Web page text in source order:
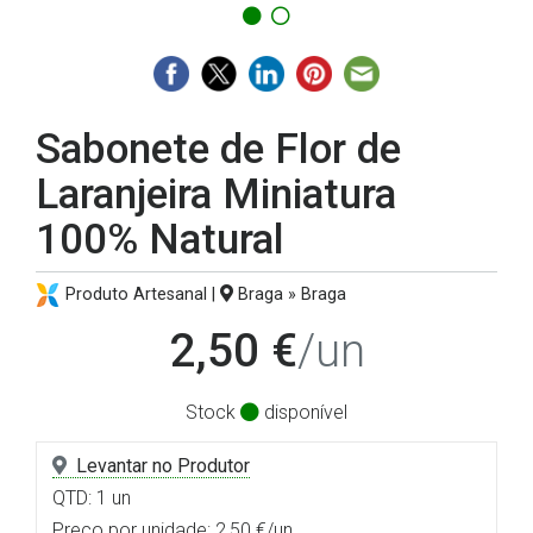
Sabonete de Flor de
Laranjeira Miniatura
100% Natural
Produto Artesanal | Braga » Braga
2,50 €/un
Stock disponível
Levantar no Produtor
QTD: 1 un